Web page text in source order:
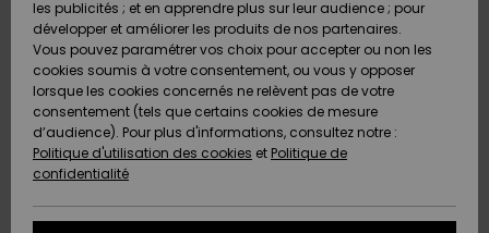
Snow
Nouveautés
A
Découvrir
Snow
Nouveautés
A
Découvrir
Communauté
A
Découvrir
Communauté
OUTLET
AIDE &
CONTACT
Cadeau
Quiksilver
Freedom
Protection
des
MAGASINS
QUIKSILVER
les publicités ; et en apprendre plus sur leur audience ; pour
développer et améliorer les produits de nos partenaires.
Vous pouvez paramétrer vos choix pour accepter ou non les
cookies soumis à votre consentement, ou vous y opposer
lorsque les cookies concernés ne relèvent pas de votre
consentement (tels que certains cookies de mesure
d’audience). Pour plus d'informations, consultez notre :
Politique d'utilisation des cookies et Politique de
confidentialité